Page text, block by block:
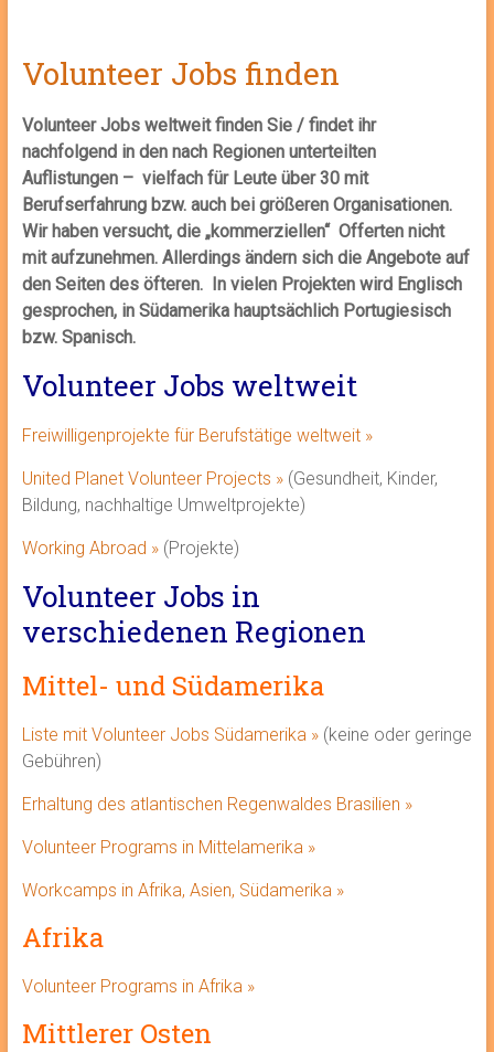
Volunteer Jobs finden
Volunteer Jobs weltweit finden Sie / findet ihr
nachfolgend in den nach Regionen unterteilten
Auflistungen – vielfach für Leute über 30 mit
Berufserfahrung bzw. auch bei größeren Organisationen.
Wir haben versucht, die „kommerziellen“ Offerten nicht
mit aufzunehmen. Allerdings ändern sich die Angebote auf
den Seiten des öfteren. In vielen Projekten wird Englisch
gesprochen, in Südamerika hauptsächlich Portugiesisch
bzw. Spanisch.
Volunteer Jobs weltweit
Freiwilligenprojekte für Berufstätige weltweit »
United Planet Volunteer Projects » (Gesundheit, Kinder,
Bildung, nachhaltige Umweltprojekte)
Working Abroad »(Projekte)
Volunteer Jobs in
verschiedenen Regionen
Mittel- und Südamerika
Liste mit Volunteer Jobs Südamerika »(keine oder geringe
Gebühren)
Erhaltung des atlantischen Regenwaldes Brasilien »
Volunteer Programs in Mittelamerika »
Workcamps in Afrika, Asien, Südamerika »
Afrika
Volunteer Programs in Afrika »
Mittlerer Osten